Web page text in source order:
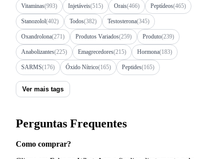
Vitaminas(993) Injetáveis(515) Orais(466) Peptídeos(465)
Stanozolol(402) Todos(382) Testosterona(345)
Oxandrolona(271) Produtos Variados(259) Produto(239)
Anabolizantes(225) Emagrecedores(215) Hormona(183)
SARMS(176) Óxido Nítrico(165) Peptides(165)
Ver mais tags
Perguntas Frequentes
Como comprar?